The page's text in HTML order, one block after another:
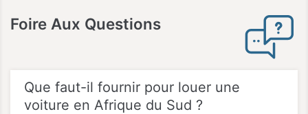
Foire Aux Questions
Que faut-il fournir pour louer une
voiture en Afrique du Sud ?